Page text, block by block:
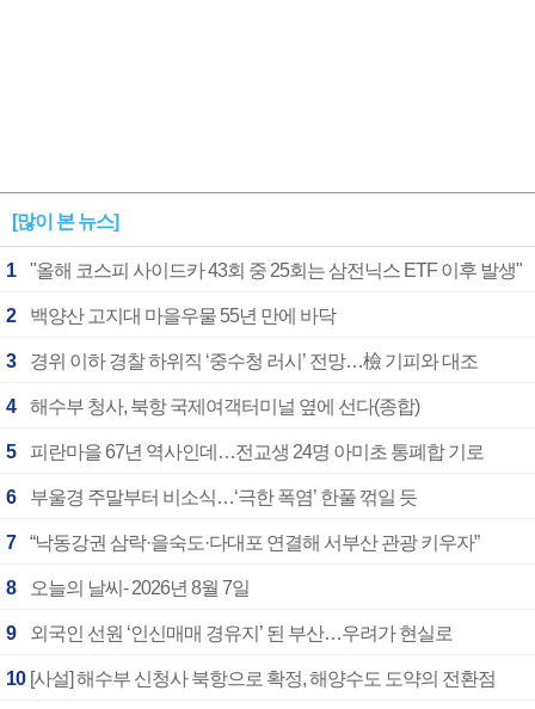
[많이 본 뉴스]
1 "올해 코스피 사이드카 43회 중 25회는 삼전닉스 ETF 이후 발생"
2 백양산 고지대 마을우물 55년 만에 바닥
3 경위 이하 경찰 하위직 ‘중수청 러시’ 전망…檢 기피와 대조
4 해수부 청사, 북항 국제여객터미널 옆에 선다(종합)
5 피란마을 67년 역사인데…전교생 24명 아미초 통폐합 기로
6 부울경 주말부터 비소식…‘극한 폭염’ 한풀 꺾일 듯
7 “낙동강권 삼락·을숙도·다대포 연결해 서부산 관광 키우자”
8 오늘의 날씨- 2026년 8월 7일
9 외국인 선원 ‘인신매매 경유지’ 된 부산…우려가 현실로
10 [사설] 해수부 신청사 북항으로 확정, 해양수도 도약의 전환점